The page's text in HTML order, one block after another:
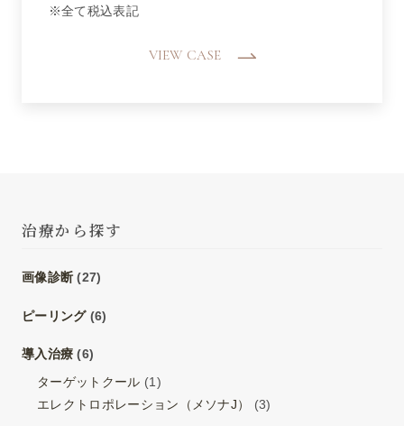
※全て税込表記
VIEW CASE
治療から探す
画像診断 (27)
ピーリング(6)
導入治療 (6)
ターゲットクール (1)
エレクトロポレーション（メソナJ）
(3)